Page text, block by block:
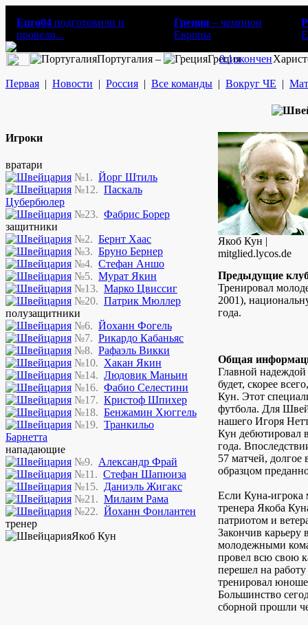
Euro04 подготовили и
провели...
Греция – чемпион
Европы
Португалия – Греция
0:1окончен
Первая | Новости | Россия | Все команды | Вокруг ЧЕ |
Игроки
вратари
№1. Йорг Штиль
№12. Паскаль
Цубербюлер
№23. Фабрис Борер
защитники
№2. Бернт Хаас
№3. Бруно Бернер
№4. Стефан Аншо
№5. Мурат Якин
№13. Марко Цвиссиг
№20. Патрик Мюллер
полузащитники
№6. Йоханн Фогель
№7. Рикардо Кабаньяс
№8. Рафаэль Викки
№10. Хакан Якин
№14. Людовик Маньин
№16. Фабио Селестини
№17. Кристоф Шпихер
№18. Бенжамин Хюггель
№19. Транкильо
Барнетта
нападающие
№9. Александр Фрай
№11. Стефан Шапюиза
№15. Даниэль Жигакс
№21. Милаим Рама
№22. Йоханн Фонлантен
тренер
Якоб Кун
Якоб Кун |
mitglied.lycos.de
Предыдущие
Тренировал
2001),
года.
Общая
Главной
будет, скорее
Кун. Этот
футбола. Для
нашего Игоря
Кун дебютировал
года.
57 матчей, долгое
образцом
Если Куна-игрока
тренера Якоба
патриотом и
Закончив карьеру
молодежными
провел всю свою
перешел на
тренировал
Большинство
сборной прошли